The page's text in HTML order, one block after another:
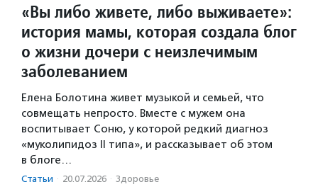
«Вы либо живете, либо выживаете»:
история мамы, которая создала блог
о жизни дочери с неизлечимым
заболеванием
Елена Болотина живет музыкой и семьей, что
совмещать непросто. Вместе с мужем она
воспитывает Соню, у которой редкий диагноз
«муколипидоз II типа», и рассказывает об этом
в блоге…
Статьи · 20.07.2026 · Здоровье